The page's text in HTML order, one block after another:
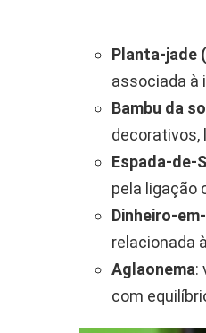
Planta-jade
associada à
Bambu da
decorativos,
Espada-de-
pela ligação
Dinheiro-
relacionada
Aglaonema:
com